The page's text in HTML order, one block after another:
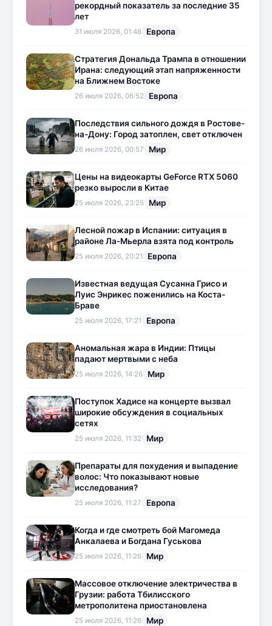
рекордный показатель за последние 35
лет
31 июля 2026, 01:48 Европа
Стратегия Дональда Трампа в отношении
Ирана: следующий этап напряженности
на Ближнем Востоке
26 июля 2026, 06:52 Европа
Последствия сильного дождя в Ростове-
на-Дону: Город затоплен, свет отключен
26 июля 2026, 00:57 Мир
Цены на видеокарты GeForce RTX 5060
резко выросли в Китае
25 июля 2026, 23:25 Мир
Лесной пожар в Испании: ситуация в
районе Ла-Мьерла взята под контроль
25 июля 2026, 20:21 Европа
Известная ведущая Сусанна Грисо и
Луис Энрикес поженились на Коста-
Браве
25 июля 2026, 17:21 Европа
Аномальная жара в Индии: Птицы
падают мертвыми с неба
25 июля 2026, 14:26 Мир
Поступок Хадисе на концерте вызвал
широкие обсуждения в социальных
сетях
25 июля 2026, 11:32 Мир
Препараты для похудения и выпадение
волос: Что показывают новые
исследования?
25 июля 2026, 11:27 Европа
Когда и где смотреть бой Магомеда
Анкалаева и Богдана Гуськова
25 июля 2026, 11:26 Мир
Массовое отключение электричества в
Грузии: работа Тбилисского
метрополитена приостановлена
25 июля 2026, 11:26 Мир